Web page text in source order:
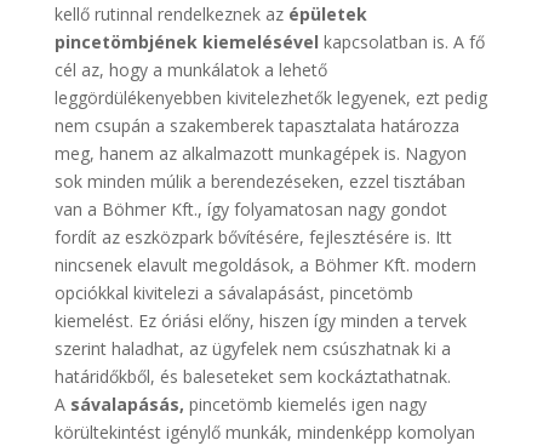
kellő rutinnal rendelkeznek az épületek
pincetömbjének kiemelésével kapcsolatban is. A fő
cél az, hogy a munkálatok a lehető
leggördülékenyebben kivitelezhetők legyenek, ezt pedig
nem csupán a szakemberek tapasztalata határozza
meg, hanem az alkalmazott munkagépek is. Nagyon
sok minden múlik a berendezéseken, ezzel tisztában
van a Böhmer Kft., így folyamatosan nagy gondot
fordít az eszközpark bővítésére, fejlesztésére is. Itt
nincsenek elavult megoldások, a Böhmer Kft. modern
opciókkal kivitelezi a sávalapásást, pincetömb
kiemelést. Ez óriási előny, hiszen így minden a tervek
szerint haladhat, az ügyfelek nem csúszhatnak ki a
határidőkből, és baleseteket sem kockáztathatnak.
A sávalapásás, pincetömb kiemelés igen nagy
körültekintést igénylő munkák, mindenképp komolyan